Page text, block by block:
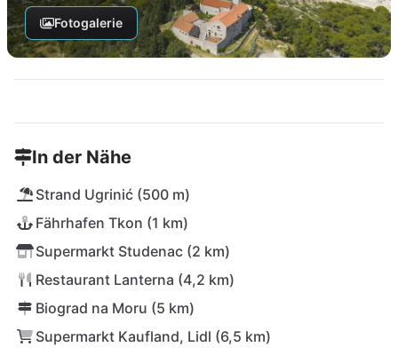
Fotogalerie
In der Nähe
Strand Ugrinić (500 m)
Fährhafen Tkon (1 km)
Supermarkt Studenac (2 km)
Restaurant Lanterna (4,2 km)
Biograd na Moru (5 km)
Supermarkt Kaufland, Lidl (6,5 km)